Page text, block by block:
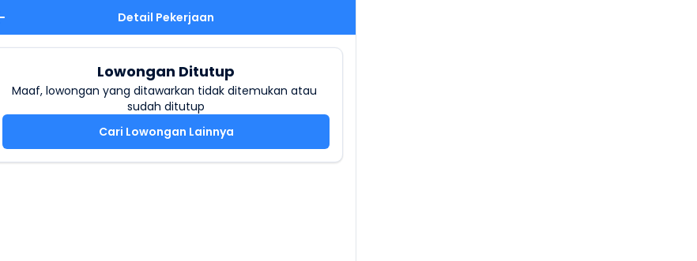
Detail Pekerjaan
Lowongan Ditutup
Maaf, lowongan yang ditawarkan tidak ditemukan atau
sudah ditutup
Cari Lowongan Lainnya